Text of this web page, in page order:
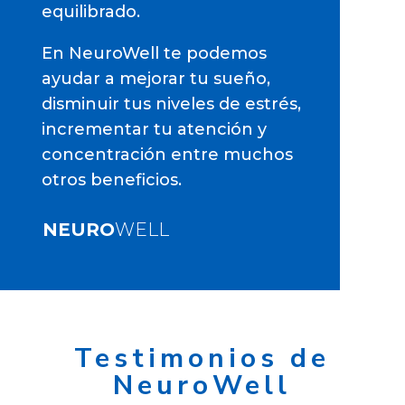
equilibrado.
En NeuroWell te podemos
ayudar a mejorar tu sueño,
disminuir tus niveles de estrés,
incrementar tu atención y
concentración entre muchos
otros beneficios.
NEUROWELL
Testimonios de
NeuroWell